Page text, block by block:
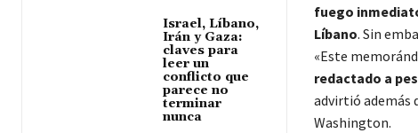
Israel, Líbano,
Irán y Gaza:
claves para
leer un
conflicto que
parece no
terminar
nunca
fuego
Líbano. Sin
«Este
redactado a
advirtió además
Washington.